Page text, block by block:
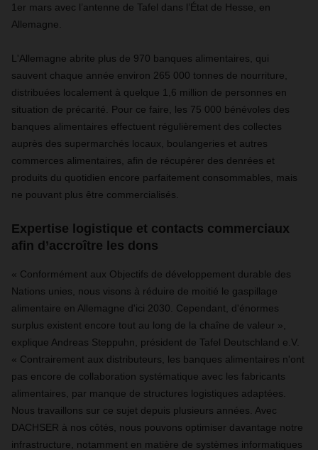
1er mars avec l’antenne de Tafel dans l’État de Hesse, en
Allemagne.
L'Allemagne abrite plus de 970 banques alimentaires, qui
sauvent chaque année environ 265 000 tonnes de nourriture,
distribuées localement à quelque 1,6 million de personnes en
situation de précarité. Pour ce faire, les 75 000 bénévoles des
banques alimentaires effectuent régulièrement des collectes
auprès des supermarchés locaux, boulangeries et autres
commerces alimentaires, afin de récupérer des denrées et
produits du quotidien encore parfaitement consommables, mais
ne pouvant plus être commercialisés.
Expertise logistique et contacts commerciaux
afin d’accroître les dons
« Conformément aux Objectifs de développement durable des
Nations unies, nous visons à réduire de moitié le gaspillage
alimentaire en Allemagne d'ici 2030. Cependant, d'énormes
surplus existent encore tout au long de la chaîne de valeur »,
explique Andreas Steppuhn, président de Tafel Deutschland e.V.
« Contrairement aux distributeurs, les banques alimentaires n'ont
pas encore de collaboration systématique avec les fabricants
alimentaires, par manque de structures logistiques adaptées.
Nous travaillons sur ce sujet depuis plusieurs années. Avec
DACHSER à nos côtés, nous pouvons optimiser davantage notre
infrastructure, notamment en matière de systèmes informatiques